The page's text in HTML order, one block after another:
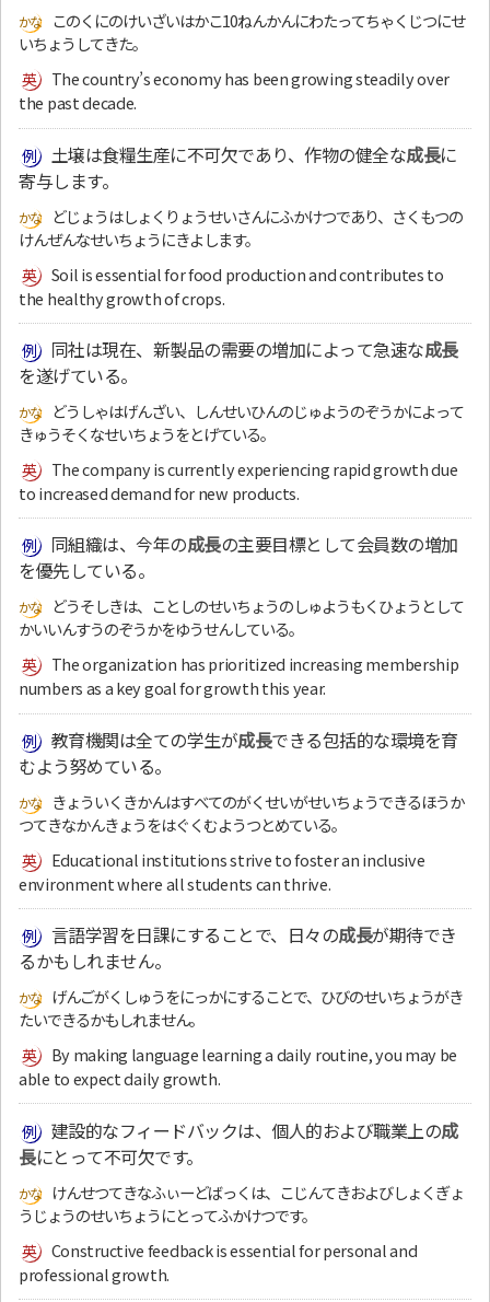
このくにのけいざいはかこ10ねんかんにわたってちゃくじつにせ
いちょうしてきた。
The country’s economy has been growing steadily over
the past decade.
土壌は食糧生産に不可欠であり、作物の健全な成長に
寄与します。
どじょうはしょくりょうせいさんにふかけつであり、さくもつの
けんぜんなせいちょうにきよします。
Soil is essential for food production and contributes to
the healthy growth of crops.
同社は現在、新製品の需要の増加によって急速な成長
を遂げている。
どうしゃはげんざい、しんせいひんのじゅようのぞうかによって
きゅうそくなせいちょうをとげている。
The company is currently experiencing rapid growth due
to increased demand for new products.
同組織は、今年の成長の主要目標として会員数の増加
を優先している。
どうそしきは、ことしのせいちょうのしゅようもくひょうとして
かいいんすうのぞうかをゆうせんしている。
The organization has prioritized increasing membership
numbers as a key goal for growth this year.
教育機関は全ての学生が成長できる包括的な環境を育
むよう努めている。
きょういくきかんはすべてのがくせいがせいちょうできるほうか
つてきなかんきょうをはぐくむようつとめている。
Educational institutions strive to foster an inclusive
environment where all students can thrive.
言語学習を日課にすることで、日々の成長が期待でき
るかもしれません。
げんごがくしゅうをにっかにすることで、ひびのせいちょうがき
たいできるかもしれません。
By making language learning a daily routine, you may be
able to expect daily growth.
建設的なフィードバックは、個人的および職業上の成
長にとって不可欠です。
けんせつてきなふぃーどばっくは、こじんてきおよびしょくぎょ
うじょうのせいちょうにとってふかけつです。
Constructive feedback is essential for personal and
professional growth.